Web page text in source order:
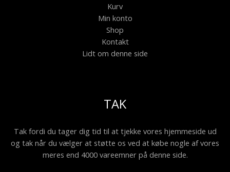
Kurv
Min konto
Shop
Kontakt
Lidt om denne side
TAK
Tak fordi du tager dig tid til at tjekke vores hjemmeside ud
og tak når du vælger at støtte os ved at købe nogle af vores
meres end 4000 vareemner på denne side.